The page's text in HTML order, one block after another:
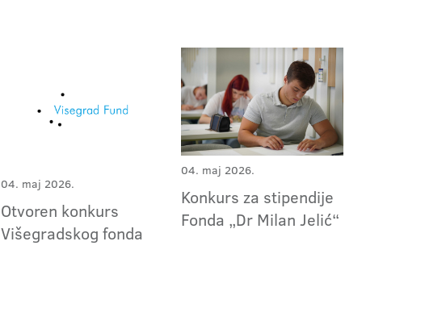
04. maj 2026.
Otvoren konkurs
Višegradskog fonda
04. maj 2026.
Konkurs za stipendije
Fonda „Dr Milan Jelić“